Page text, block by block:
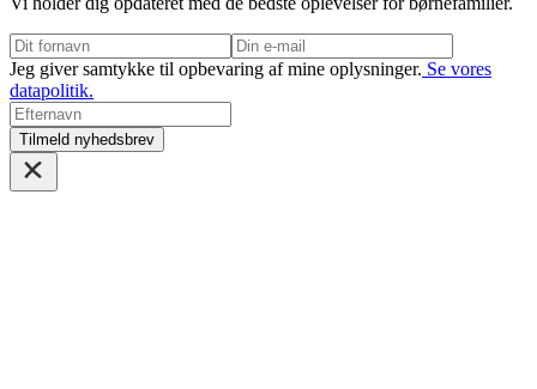
Jeg giver samtykke til opbevaring af mine oplysninger. Se vores
datapolitik.
Tilmeld nyhedsbrev